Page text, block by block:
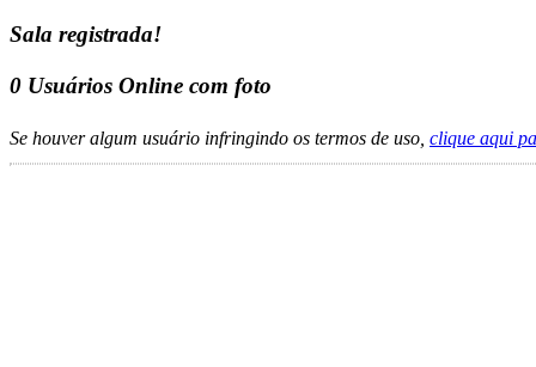
Sala registrada!
0 Usuários Online com foto
Se houver algum usuário infringindo os termos de uso, clique aqui